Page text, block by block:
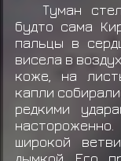
Туман
будто сама
пальцы в
висела в
коже, на
капли
редкими
широкой